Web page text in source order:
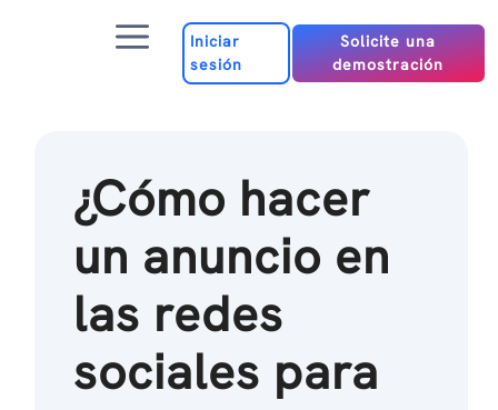
Menú
Iniciar
sesión
Solicite una
demostración
¿Cómo hacer
un anuncio en
las redes
sociales para